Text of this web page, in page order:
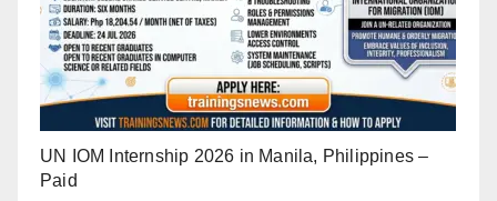
UN IOM Internship 2026 in Manila, Philippines –
Paid